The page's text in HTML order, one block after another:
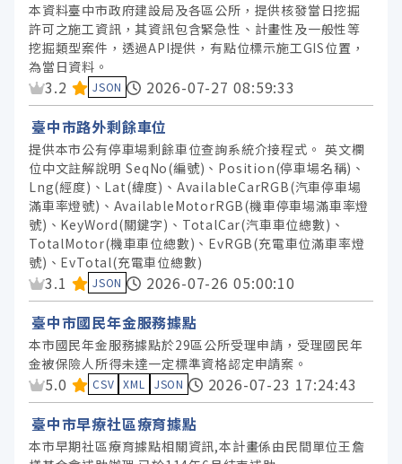
臺中市政府政風處 (11)
臺中市政府客家事務委員會 (10)
臺中市政府新聞局 (10)
臺中捷運股份有限公司 (9)
臺中市政府運動局 (8)
臺中市政府捷運工程局 (5)
臺中市政府秘書處 (5)
服務分類
格式
標籤
授權
本資料臺中市政府建設局及各區公所，提供核發當日挖掘
許可之施工資訊，其資訊包含緊急性、計畫性及一般性等
挖掘類型案件，透過API提供，有點位標示施工GIS位置，
為當日資料。
資料集評分：
3.2 JSON
2026-07-27 08:59:33
臺中市路外剩餘車位
提供本市公有停車場剩餘車位查詢系統介接程式。 英文欄
位中文註解說明 SeqNo(編號)、Position(停車場名稱)、
Lng(經度)、Lat(緯度)、AvailableCarRGB(汽車停車場
滿車率燈號)、AvailableMotorRGB(機車停車場滿車率燈
號)、KeyWord(關鍵字)、TotalCar(汽車車位總數)、
TotalMotor(機車車位總數)、EvRGB(充電車位滿車率燈
號)、EvTotal(充電車位總數)
資料集評分：
3.1 JSON
2026-07-26 05:00:10
臺中市國民年金服務據點
本市國民年金服務據點於29區公所受理申請，受理國民年
金被保險人所得未達一定標準資格認定申請案。
資料集評分：
5.0 CSV XML JSON
2026-07-23 17:24:43
臺中市早療社區療育據點
本市早期社區療育據點相關資訊,本計畫係由民間單位王詹